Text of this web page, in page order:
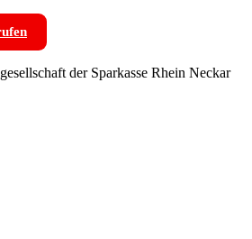
der Sparkasse Rhein Neckar